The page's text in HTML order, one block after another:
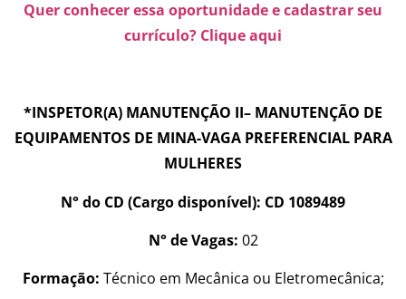
Quer conhecer essa oportunidade e cadastrar seu
currículo? Clique aqui
*INSPETOR(A) MANUTENÇÃO II– MANUTENÇÃO DE
EQUIPAMENTOS DE MINA-VAGA PREFERENCIAL PARA
MULHERES
N° do CD (Cargo disponível): CD 1089489
N° de Vagas: 02
Formação: Técnico em Mecânica ou Eletromecânica;